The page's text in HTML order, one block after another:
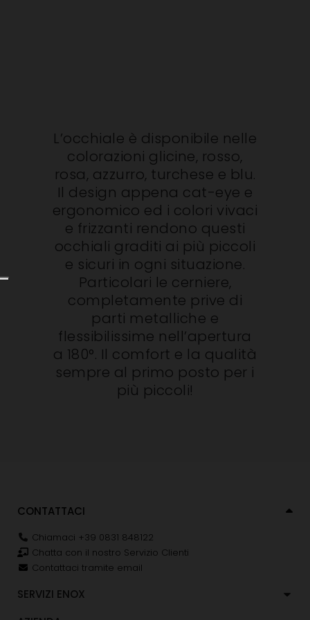
L’occhiale è disponibile nelle
colorazioni glicine, rosso,
rosa, azzurro, turchese e blu.
Il design appena cat-eye e
ergonomico ed i colori vivaci
e frizzanti rendono questi
occhiali graditi ai più piccoli
e sicuri in ogni situazione.
Particolari le cerniere,
completamente prive di
parti metalliche e
flessibilissime nell’apertura
a 180°. Il comfort e la qualità
sempre al primo posto per i
più piccoli!
CONTATTACI
Chiamaci +39 0831 848122
Chatta con il nostro Servizio Clienti
Contattaci tramite email
SERVIZI ENOX